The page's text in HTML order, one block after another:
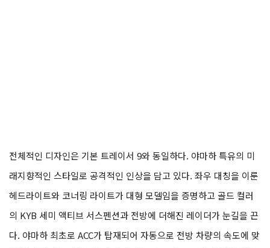
전체적인 디자인은 기본 트레이서 9와 동일하다. 야마하 특유의 미
래지향적인 스타일로 공격적인 인상을 담고 있다. 좌우 대칭을 이룬
헤드라이트와 코너링 라이트가 대형 모델임을 증명하고 골드 컬러
의 KYB 세미 액티브 서스펜션과 전방에 더해진 레이더가 눈길을 끈
다. 야마하 최초로 ACC가 탑재되어 자동으로 전방 차량의 속도에 맞